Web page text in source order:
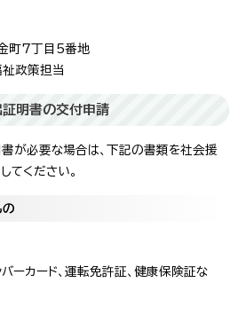
7丁目5番地
政策担当
明書の交付申請
が必要な場合は、下記の書類を社会援
てください。
の
ーカード、運転免許証、健康保険証な